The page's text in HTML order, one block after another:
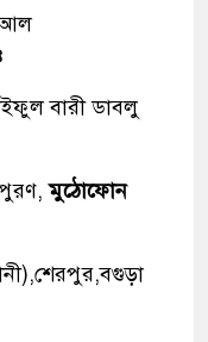
আল
বারী ডাবলু
মুঠোফোন